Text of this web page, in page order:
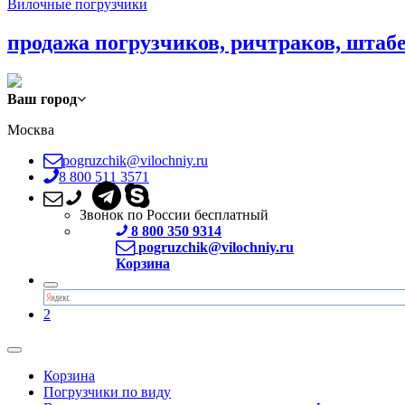
Вилочные погрузчики
продажа погрузчиков, ричтраков,
Ваш город
Москва
pogruzchik@vilochniy.ru
8 800 511 3571
Звонок по России бесплатный
8 800 350 9314
pogruzchik@vilochniy.ru
Корзина
2
Корзина
Погрузчики по виду